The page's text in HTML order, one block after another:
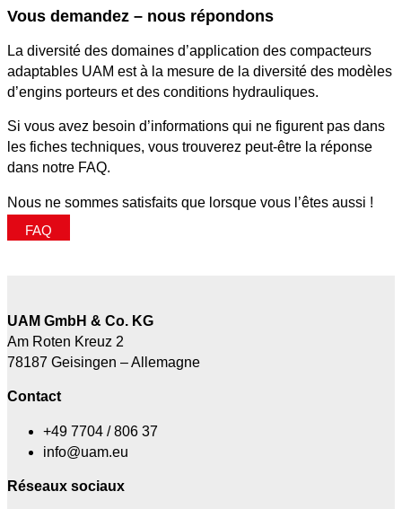
Vous demandez – nous répondons
La diversité des domaines d’application des compacteurs
adaptables UAM est à la mesure de la diversité des modèles
d’engins porteurs et des conditions hydrauliques.
Si vous avez besoin d’informations qui ne figurent pas dans
les fiches techniques, vous trouverez peut-être la réponse
dans notre FAQ.
Nous ne sommes satisfaits que lorsque vous l’êtes aussi !
FAQ
UAM GmbH & Co. KG
Am Roten Kreuz 2
78187 Geisingen – Allemagne
Contact
+49 7704 / 806 37
info@uam.eu
Réseaux sociaux